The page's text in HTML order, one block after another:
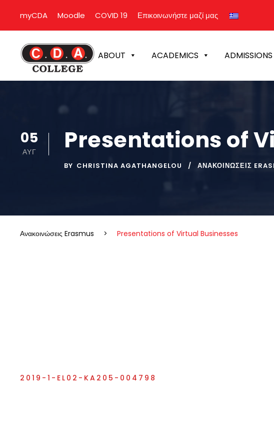
myCDA Moodle COVID 19 Επικοινωνήστε μαζί μας
ABOUT ACADEMICS ADMISSIONS
05
ΑΥΓ Presentations of
BY CHRISTINA AGATHANGELOU ΑΝΑΚΟΙΝΏΣΕΙΣ
Ανακοινώσεις Erasmus > Presentations of Virtual Businesses
2019-1-EL02-KA205-004798